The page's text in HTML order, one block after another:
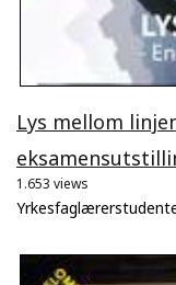
Lys mellom
1.653 views